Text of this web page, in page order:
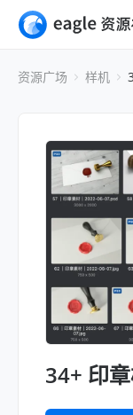
资源广场 样机
34+ 印